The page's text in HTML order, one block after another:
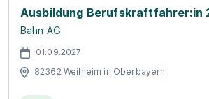
Ausbildung Berufskraftfahrer:in
Bahn AG
01.09.2027
82362 Weilheim in Oberbayern